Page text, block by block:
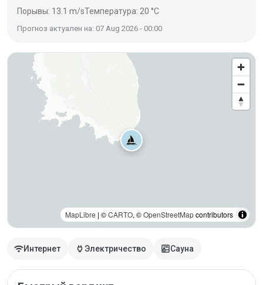
wifiИнтернет power Электричество saunaСауна
Порывы: 13.1 m/sТемпература: 20 °C
Прогноз актуален на: 07 Aug 2026 - 00:00
MapLibre | ©CARTO, ©OpenStreetMapcontributors